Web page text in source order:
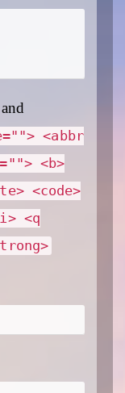
<abbr
<b>
<code>
<q